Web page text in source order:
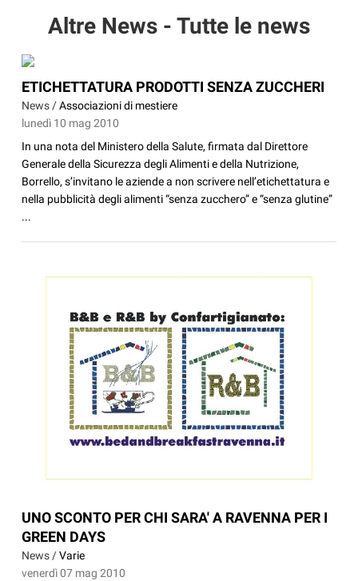
Altre News - Tutte le news
ETICHETTATURA PRODOTTI SENZA ZUCCHERI
News /Associazioni di mestiere
lunedì 10 mag 2010
In una nota del Ministero della Salute, firmata dal Direttore
Generale della Sicurezza degli Alimenti e della Nutrizione,
Borrello, s’invitano le aziende a non scrivere nell’etichettatura e
nella pubblicità degli alimenti “senza zucchero” e “senza glutine”
...
UNO SCONTO PER CHI SARA' A RAVENNA PER I
GREEN DAYS
News /Varie
venerdì 07 mag 2010